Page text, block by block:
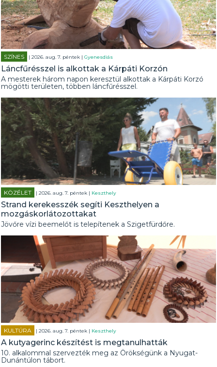
SZÍNES | 2026. aug. 7. péntek |Gyenesdiás
Láncfűrésszel is alkottak a Kárpáti Korzón
A mesterek három napon keresztül alkottak a Kárpáti Korzó
mögötti területen, többen láncfűrésszel.
KÖZÉLET | 2026. aug. 7. péntek | Keszthely
Strand kerekesszék segíti Keszthelyen a
mozgáskorlátozottakat
Jövőre vízi beemelőt is telepítenek a Szigetfürdőre.
KULTÚRA | 2026. aug. 7. péntek | Keszthely
A kutyagerinc készítést is megtanulhatták
10. alkalommal szervezték meg az Örökségünk a Nyugat-
Dunántúlon tábort.